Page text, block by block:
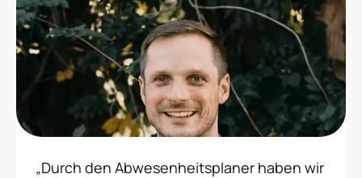
„Durch den Abwesenheitsplaner haben wir